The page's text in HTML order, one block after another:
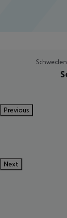
Previous
Next